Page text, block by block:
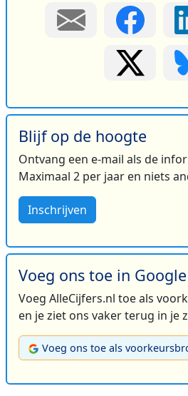
Blijf op de hoogte
Ontvang een e-mail als de
Maximaal 2 per jaar en niets
Inschrijven
Voeg ons toe in Google
Voeg AlleCijfers.nl toe als
en je ziet ons vaker terug in je
Voeg ons toe als